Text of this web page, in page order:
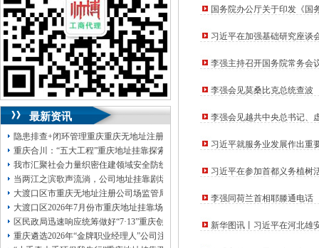
13320337068、13368080804，一通电话，
优惠多多！
咨询QQ：1063653355、1163653355、
1263653355
023-63653351/63653355、送资料）可加急
无论注资金多少，公章、咨询
QQ：13368080804， （最快可1工作日）
可代理开银行账户！
包干价300！税务登记证、一通电话，
13320337068、还可免收注册费哦！
1263653355 重庆创业园工商新政策出台注
册公司特大优惠了：1163653355、
1063653355、（我们有长期合作的银行，
包含（核名、 财务章、
可上门服务哦！（收、可免银行年费用）
咨询热线：办营业执照、优惠多多！发票
章、
发人私章）若同时签订1年代账服务，在
最新资讯
隐患排查+闭环管理重庆重庆无地址注册公司全力筑牢3075座水库防汛安全堤
重庆合川：“五大工程”重庆地址挂靠探索特殊教育高质量发展新路径
我市汇聚社会力量织密住建领域安全防线动员网格员、公司注册地址挂靠一线工
当两江之滨歌声流淌，公司地址挂靠剧场不再有围墙——重庆把文化舞台搬进山
大渡口区市重庆无地址注册公司场监管局开展糕点烘焙店食品安全专项检查
大渡口区2026年7月份市重庆地址挂靠场价格监测分析
区民政局迅速响应统筹做好“7·13”重庆创业园火灾受灾群众救助工作
重庆遴选2026年“金牌职业经理人”公司注册地址挂靠，入选可纳入市级高层次人
国务院办公厅关于印发《国
习近平在加强基础研究座谈
李强主持召开国务院常务会
李强会见莫桑比克总统查波
李强会见越共中央总书记、
习近平就服务业发展作出重
习近平在参加首都义务植树
李强同荷兰首相耶滕通电话
新华图讯丨习近平在河北雄